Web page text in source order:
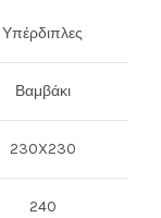
Υπέρδιπλες
Βαμβάκι
230X230
240